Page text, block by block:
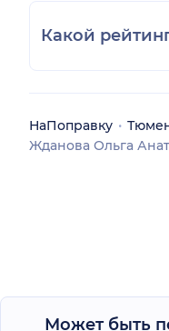
Какой
НаПоправку
Жданова Ольга
Может быть